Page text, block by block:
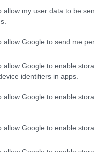
allow my user data to be
allow Google to send me
allow Google to enable
identifiers in apps.
allow Google to enable
allow Google to enable
πριν φύγουν από την
το ασφαλιστικό.
δύο σταδίων.